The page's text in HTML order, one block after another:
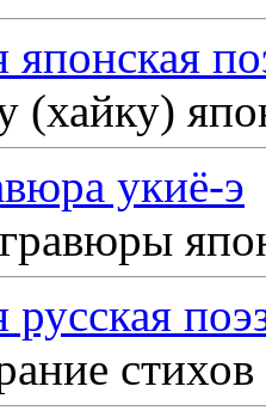
японская
(хайку)
укиё-э
русская